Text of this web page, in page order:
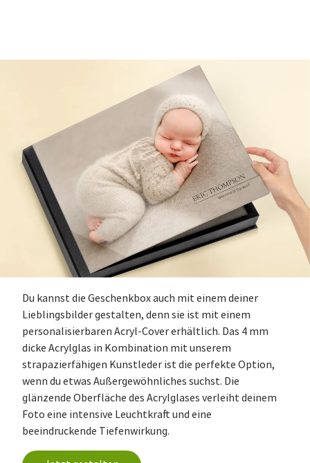
Du kannst die Geschenkbox auch mit einem deiner
Lieblingsbilder gestalten, denn sie ist mit einem
personalisierbaren Acryl-Cover erhältlich. Das 4 mm
dicke Acrylglas in Kombination mit unserem
strapazierfähigen Kunstleder ist die perfekte Option,
wenn du etwas Außergewöhnliches suchst. Die
glänzende Oberfläche des Acrylglases verleiht deinem
Foto eine intensive Leuchtkraft und eine
beeindruckende Tiefenwirkung.